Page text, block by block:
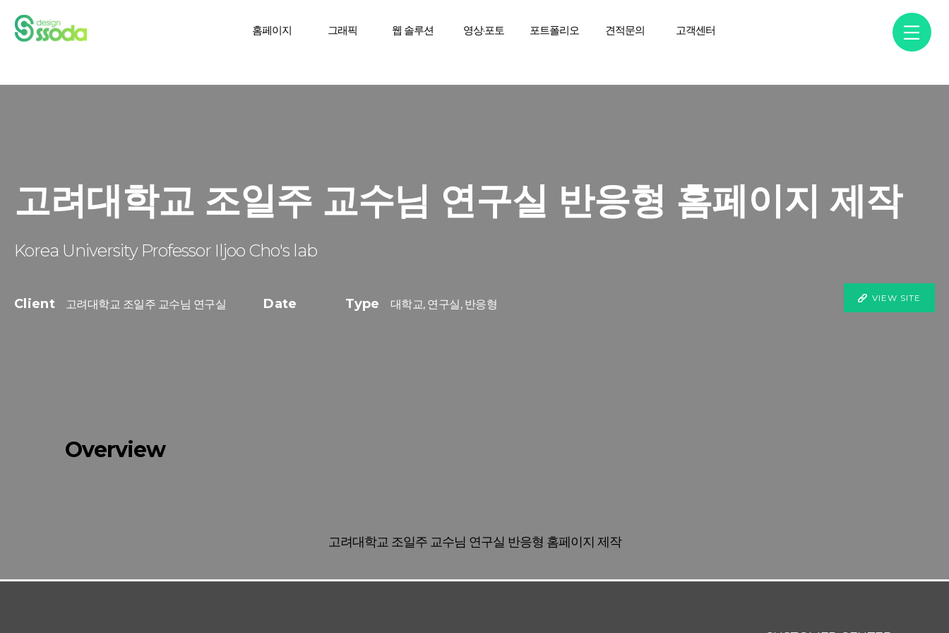
홈페이지 그래픽 웹 솔루션 영상·포토 포트폴리오 견적문의 고객센터
고려대학교 조일주 교수님 연구실 반응형 홈페이지 제작
Korea University Professor Iljoo Cho's lab
Client 고려대학교 조일주 교수님 연구실 Date Type 대학교, 연구실, 반응형 VIEW SITE
Overview
고려대학교 조일주 교수님 연구실 반응형 홈페이지 제작